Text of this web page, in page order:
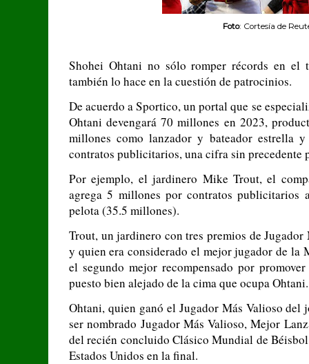
Foto: Cortesía de
Shohei Ohtani no sólo romper récords en el
también lo hace en la cuestión de patrocinios.
De acuerdo a Sportico, un portal que se
Ohtani devengará 70 millones en 2023,
millones como lanzador y bateador estrella
contratos publicitarios, una cifra sin precedente
Por ejemplo, el jardinero Mike Trout, el
agrega 5 millones por contratos
pelota (35.5 millones).
Trout, un jardinero con tres premios de
y quien era considerado el mejor jugador de la
el segundo mejor recompensado por
puesto bien alejado de la cima que ocupa Ohtani.
Ohtani, quien ganó el Jugador Más Valioso
ser nombrado Jugador Más Valioso, Mejor
del recién concluido Clásico Mundial de
Estados Unidos en la final.